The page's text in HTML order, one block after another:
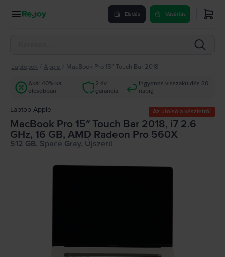
Eladás Vásárlás
Laptopok Apple MacBook Pro 15″ Touch Bar 2018
Akár 40%-kal
olcsóbban
2 év
garancia
Ingyenes visszaküldés 30
napig
Laptop Apple Az utolsó a készletről
MacBook Pro 15″ Touch Bar 2018, i7 2.6
GHz, 16 GB, AMD Radeon Pro 560X
512 GB, Space Gray, Újszerű